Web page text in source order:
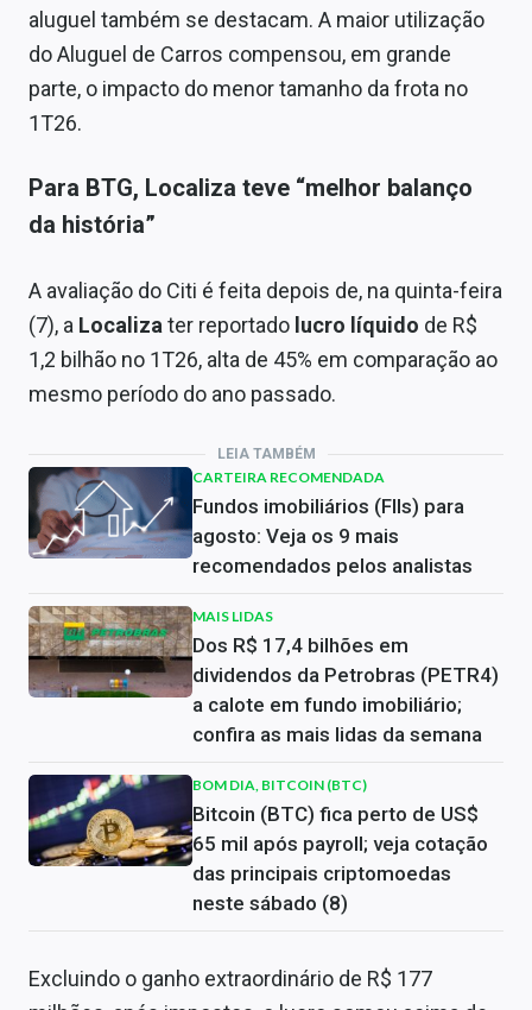
aluguel também se destacam. A maior utilização
do Aluguel de Carros compensou, em grande
parte, o impacto do menor tamanho da frota no
1T26.
Para BTG, Localiza teve “melhor balanço
da história”
A avaliação do Citi é feita depois de, na quinta-feira
(7), a Localizater reportado lucro líquido de R$
1,2 bilhão no 1T26, alta de 45% em comparação ao
mesmo período do ano passado.
LEIA TAMBÉM
CARTEIRA RECOMENDADA
Fundos imobiliários (FIIs) para
agosto: Veja os 9 mais
recomendados pelos analistas
MAIS LIDAS
Dos R$ 17,4 bilhões em
dividendos da Petrobras (PETR4)
a calote em fundo imobiliário;
confira as mais lidas da semana
BOM DIA, BITCOIN (BTC)
Bitcoin (BTC) fica perto de US$
65 mil após payroll; veja cotação
das principais criptomoedas
neste sábado (8)
Excluindo o ganho extraordinário de R$ 177